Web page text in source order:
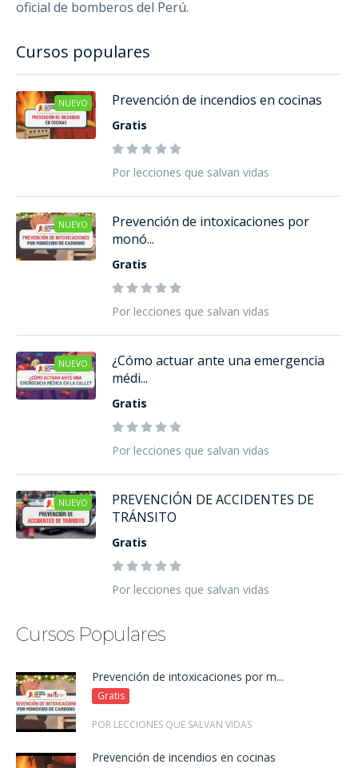
oficial de bomberos del Perú.
Cursos populares
NUEVO Prevención de incendios en cocinas
Gratis
Por lecciones que salvan vidas
NUEVO
Prevención de intoxicaciones por
monó...
Gratis
Por lecciones que salvan vidas
NUEVO
¿Cómo actuar ante una emergencia
médi...
Gratis
Por lecciones que salvan vidas
NUEVO
PREVENCIÓN DE ACCIDENTES DE
TRÁNSITO
Gratis
Por lecciones que salvan vidas
Cursos Populares
Prevención de intoxicaciones por m...
Gratis
POR LECCIONES QUE SALVAN VIDAS
Prevención de incendios en cocinas